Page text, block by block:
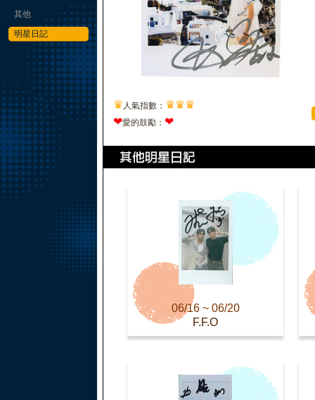
其他
明星日記
♛ 人氣指數： ♛♛♛
❤愛的鼓勵： ❤
06/16 ~ 06/20
F.F.O